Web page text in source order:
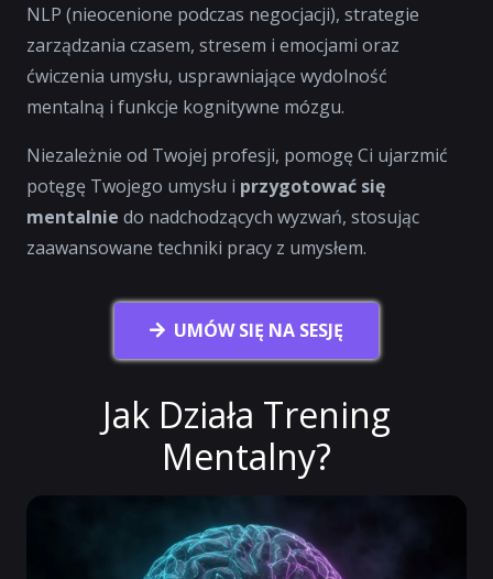
NLP (nieocenione podczas negocjacji), strategie
zarządzania czasem, stresem i emocjami oraz
ćwiczenia umysłu, usprawniające wydolność
mentalną i funkcje kognitywne mózgu.
Niezależnie od Twojej profesji, pomogę Ci ujarzmić
potęgę Twojego umysłu i przygotować się
mentalnie do nadchodzących wyzwań, stosując
zaawansowane techniki pracy z umysłem.
UMÓW SIĘ NA SESJĘ
Jak Działa Trening
Mentalny?